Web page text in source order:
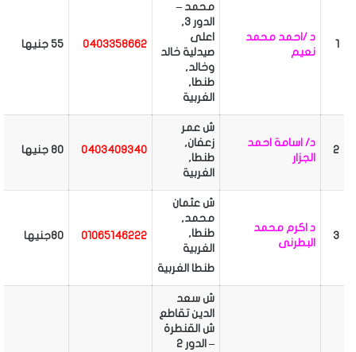
1
د /احمد محمد
نعيم
محمد –
الدور 3,
اعلى
صيدلية خالد
وخالد,
طنطا,
الغربية
0403358662 55 جنيها
2
د/ اسامة احمد
الجزار
ش عمر
زعفان,
طنطا,
الغربية
0403409340 80 جنيها
3
د اكرم محمد
البطرنى
ش عثمان
محمد,
طنطا,
الغربية
طنطا الغربية
01065146222 80جنيها
ش سعد
الدين تقاطع
ش القنطرة
– الدور 2